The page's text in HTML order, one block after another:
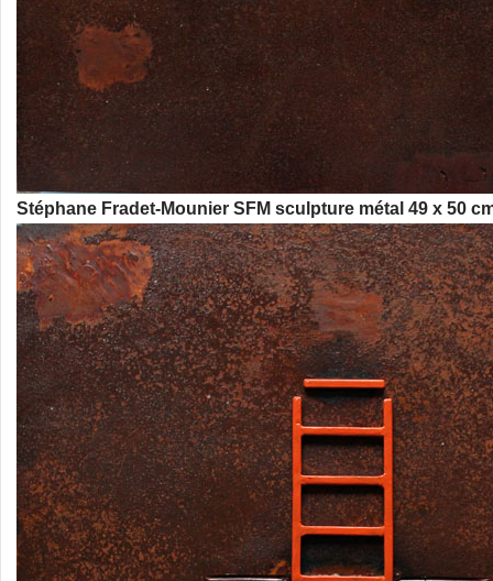
Stéphane Fradet-Mounier SFM sculpture métal 49 x 50